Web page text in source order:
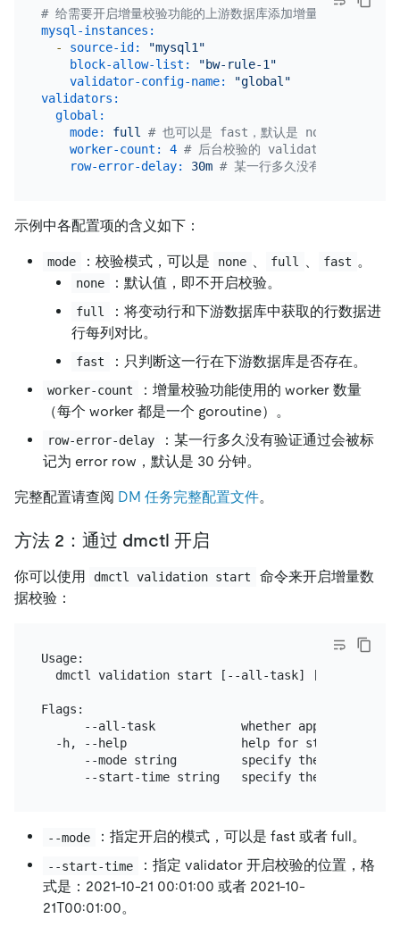
# 给需要开启增量校验功能的上游数据库添加增量校验配置
mysql-instances:
-
source-id:
"mysql1"
block-allow-list:
"bw-rule-1"
validator-config-name:
"global"
validators:
global:
mode:
full
# 也可以是 fast，默认是 none，即不开启
worker-count:
4 # 后台校验的 validation worker
row-error-delay:
30m # 某一行多久没有验证通过会
示例中各配置项的含义如下：
mode ：校验模式，可以是 none 、 full 、 fast 。
none ：默认值，即不开启校验。
full
：将变动行和下游数据库中获取的行数据进
行每列对比。
fast ：只判断这一行在下游数据库是否存在。
worker-count
：增量校验功能使用的 worker 数量
（每个 worker 都是一个 goroutine）。
row-error-delay
：某一行多久没有验证通过会被标
记为 error row，默认是 30 分钟。
完整配置请查阅 DM 任务完整配置文件。
方法 2：通过 dmctl 开启
你可以使用 dmctl validation start
命令来开启增量数
据校验：
Usage:
dmctl validation start [--all-task] [task-name]
Flags:
--all-task            whether applied to
  -h, --help                help for start
--mode string         specify the mode of
--mode ：指定开启的模式，可以是 fast 或者 full。
--start-time
：指定 validator 开启校验的位置，格
式是：2021-10-21 00:01:00 或者 2021-10-
21T00:01:00。